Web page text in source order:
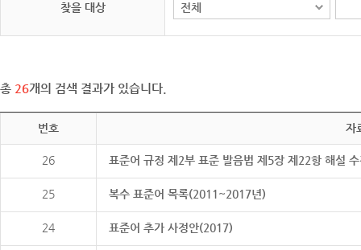
찾을 대상
총 26개의 검색 결과가 있습니다.
번호 자
26 표준어 규정 제2부 표준 발음법 제5장 제22항 해설
25 복수 표준어 목록(2011~2017년)
24 표준어 추가 사정안(2017)